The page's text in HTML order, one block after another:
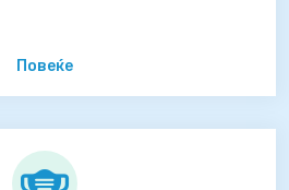
Повеќе